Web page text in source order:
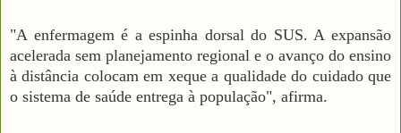
"A enfermagem é a espinha dorsal do SUS. A expansão
acelerada sem planejamento regional e o avanço do ensino
à distância colocam em xeque a qualidade do cuidado que
o sistema de saúde entrega à população", afirma.